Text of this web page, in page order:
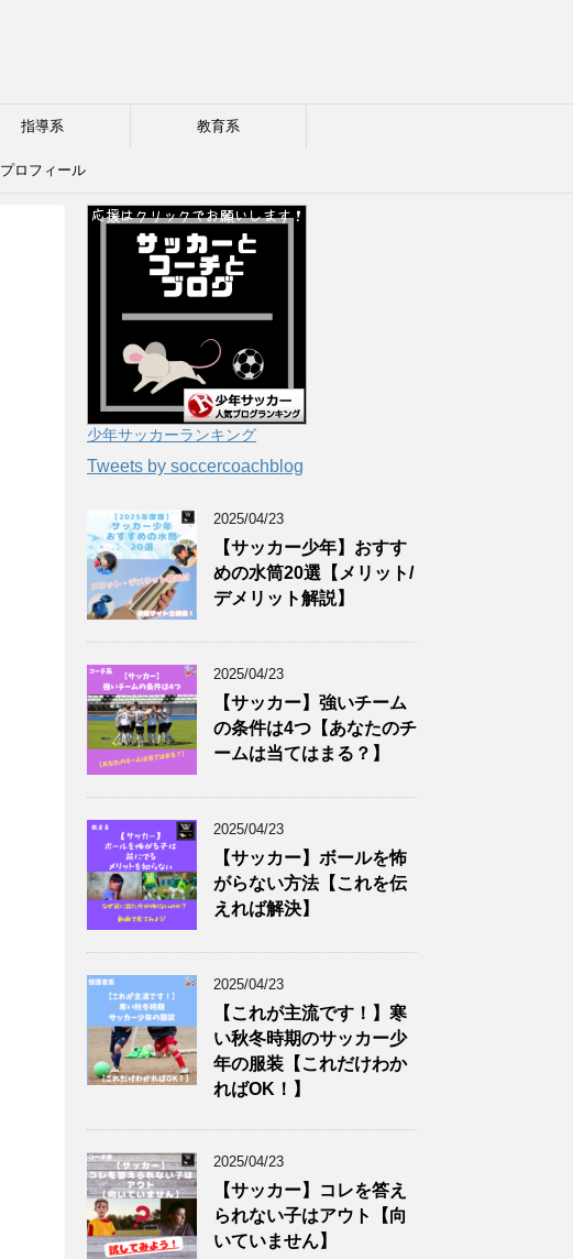
指導系 教育系
プロフィール
少年サッカーランキング
Tweets by soccercoachblog
2025/04/23
【サッカー少年】おすす
めの水筒20選【メリット/
デメリット解説】
2025/04/23
【サッカー】強いチーム
の条件は4つ【あなたのチ
ームは当てはまる？】
2025/04/23
【サッカー】ボールを怖
がらない方法【これを伝
えれば解決】
2025/04/23
【これが主流です！】寒
い秋冬時期のサッカー少
年の服装【これだけわか
ればOK！】
2025/04/23
【サッカー】コレを答え
られない子はアウト【向
いていません】